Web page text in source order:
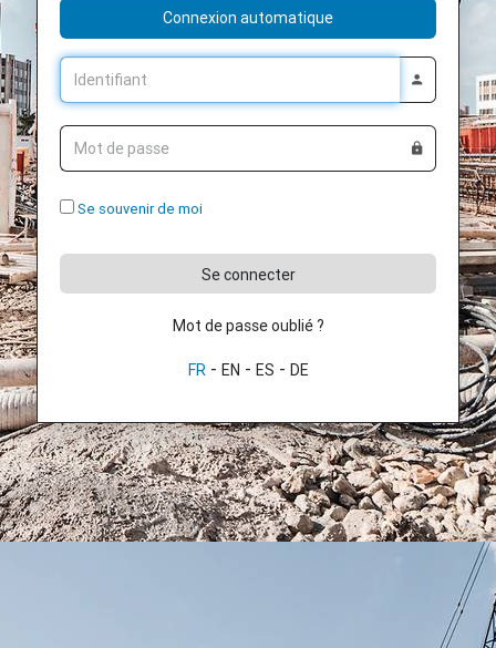
Connexion automatique
Identifiant
Mot de passe
Se souvenir de moi
Se connecter
Mot de passe oublié ?
FR- EN - ES - DE